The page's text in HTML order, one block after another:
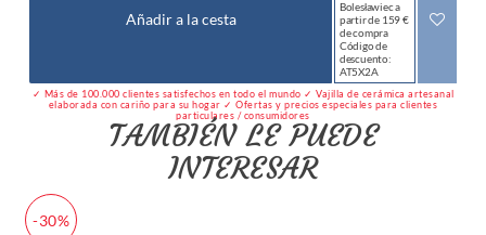
Añadir a la cesta
Bolesławiec a
partir de 159 €
de compra
Código de
descuento:
AT5X2A
✓ Más de 100.000 clientes satisfechos en todo el mundo ✓ Vajilla de cerámica artesanal
elaborada con cariño para su hogar ✓ Ofertas y precios especiales para clientes
particulares / consumidores
TAMBIÉN LE PUEDE
INTERESAR
-30%